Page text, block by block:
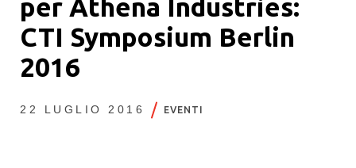
per Athena Industries:
CTI Symposium Berlin
2016
22 LUGLIO 2016 EVENTI